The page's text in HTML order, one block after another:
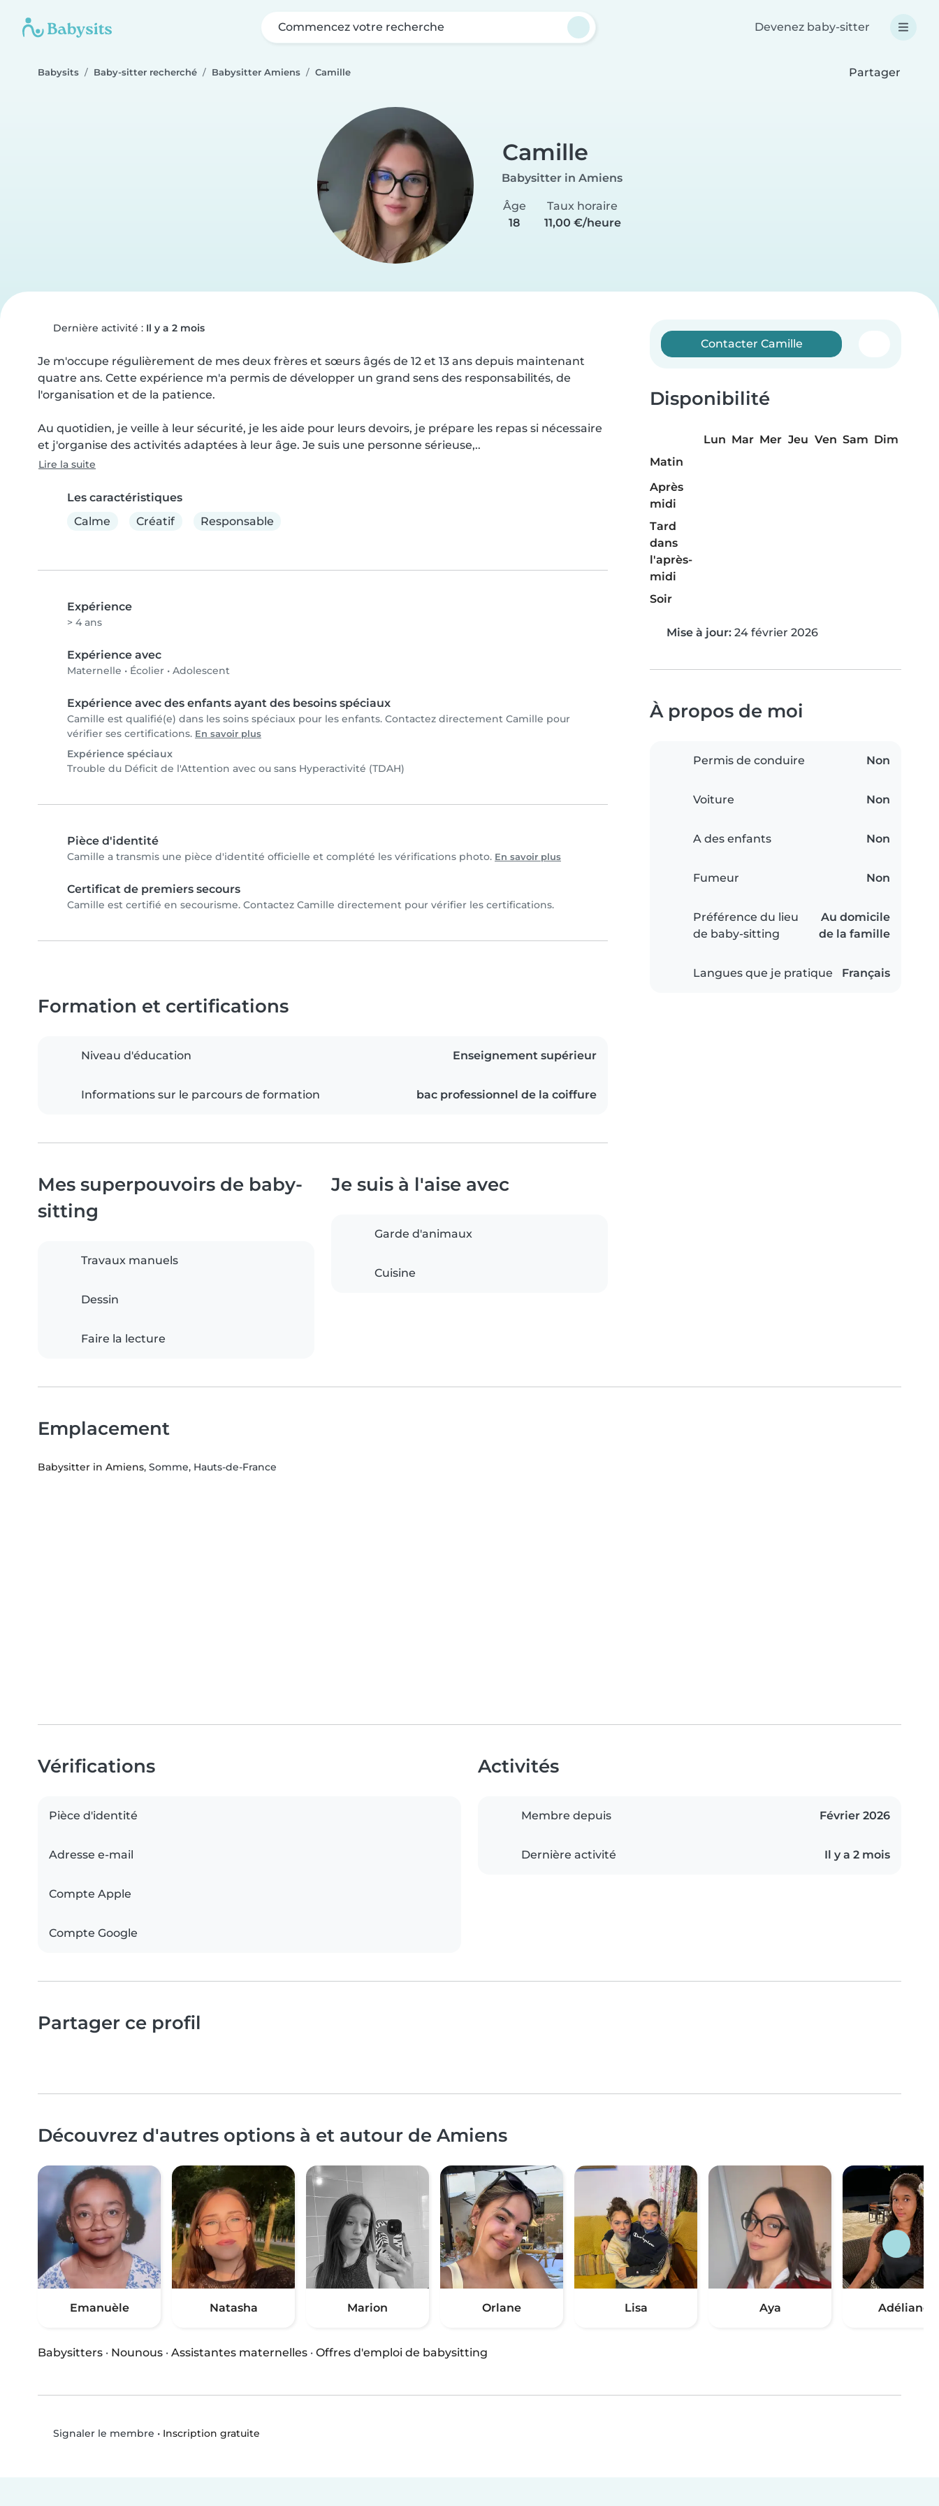
Commencez votre recherche Devenez baby-sitter
Babysits Baby-sitter recherché Babysitter Amiens Camille Partager
Camille
Babysitter in Amiens
Âge
18
Taux horaire
11,00 €/heure
Dernière activité : Il y a 2 mois
Je m'occupe régulièrement de mes deux frères et sœurs âgés de 12 et 13 ans depuis maintenant
quatre ans. Cette expérience m'a permis de développer un grand sens des responsabilités, de
l'organisation et de la patience.
Au quotidien, je veille à leur sécurité, je les aide pour leurs devoirs, je prépare les repas si nécessaire
et j'organise des activités adaptées à leur âge. Je suis une personne sérieuse,..
Lire la suite
Les caractéristiques
Calme
Créatif Responsable
Expérience
> 4 ans
Expérience avec
Maternelle • Écolier • Adolescent
Expérience avec des enfants ayant des besoins spéciaux
Camille est qualifié(e) dans les soins spéciaux pour les enfants. Contactez directement Camille pour
vérifier ses certifications. En savoir plus
Expérience spéciaux
Trouble du Déficit de l'Attention avec ou sans Hyperactivité (TDAH)
Pièce d'identité
Camille a transmis une pièce d'identité officielle et complété les vérifications photo. En savoir plus
Certificat de premiers secours
Camille est certifié en secourisme. Contactez Camille directement pour vérifier les certifications.
Contacter Camille
Disponibilité
Lun Mar Mer Jeu Ven Sam Dim
Matin
Après
midi
Tard
dans
l'après-
midi
Soir
Mise à jour: 24 février 2026
À propos de moi
Permis de conduire Non
Voiture Non
A des enfants Non
Fumeur Non
Préférence du lieu
de baby-sitting
Au domicile
de la famille
Langues que je pratique Français
Formation et certifications
Niveau d'éducation Enseignement supérieur
Informations sur le parcours de formation bac professionnel de la coiffure
Mes superpouvoirs de baby-
sitting
Travaux manuels
Dessin
Faire la lecture
Je suis à l'aise avec
Garde d'animaux
Cuisine
Emplacement
Babysitter in Amiens, Somme, Hauts-de-France
Vérifications
Pièce d'identité
Adresse e-mail
Compte Apple
Compte Google
Activités
Membre depuis Février 2026
Dernière activité Il y a 2 mois
Partager ce profil
Découvrez d'autres options à et autour de Amiens
Emanuèle Natasha Marion Orlane Lisa Aya Adéliane
Babysitters · Nounous · Assistantes maternelles · Offres d'emploi de babysitting
Signaler le membre • Inscription gratuite